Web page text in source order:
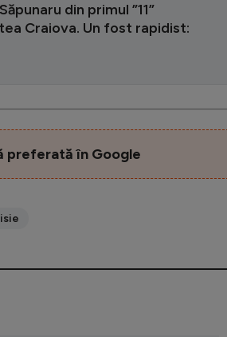
din primul ”11”
Craiova. Un fost rapidist:
preferată în Google